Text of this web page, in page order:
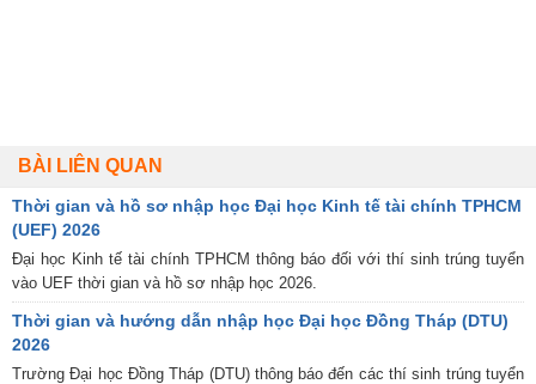
BÀI LIÊN QUAN
Thời gian và hồ sơ nhập học Đại học Kinh tế tài chính TPHCM
(UEF) 2026
Đại học Kinh tế tài chính TPHCM thông báo đối với thí sinh trúng tuyển
vào UEF thời gian và hồ sơ nhập học 2026.
Thời gian và hướng dẫn nhập học Đại học Đồng Tháp (DTU)
2026
Trường Đại học Đồng Tháp (DTU) thông báo đến các thí sinh trúng tuyển